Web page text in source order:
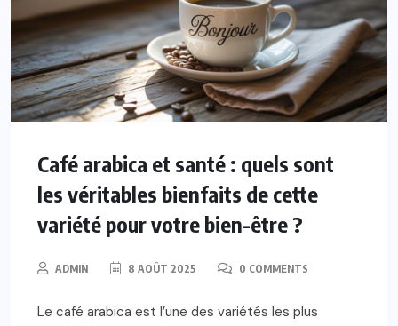
Café arabica et santé : quels sont
les véritables bienfaits de cette
variété pour votre bien-être ?
ADMIN 8 AOÛT 2025 0 COMMENTS
Le café arabica est l’une des variétés les plus